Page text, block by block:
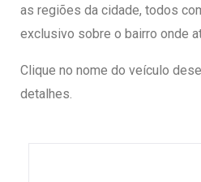
as regiões da cidade, todos
exclusivo sobre o bairro onde
Clique no nome do veículo
detalhes.